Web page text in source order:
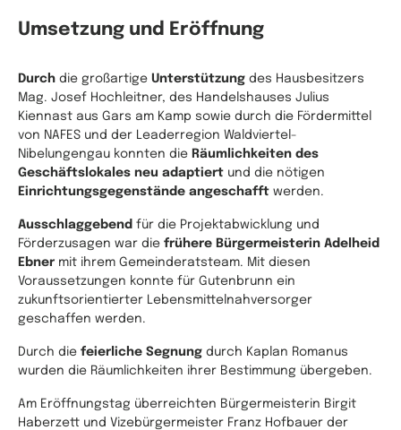
Umsetzung und Eröffnung
Durch die großartige Unterstützung des Hausbesitzers
Mag. Josef Hochleitner, des Handelshauses Julius
Kiennast aus Gars am Kamp sowie durch die Fördermittel
von NAFES und der Leaderregion Waldviertel-
Nibelungengau konnten die Räumlichkeiten des
Geschäftslokales neu adaptiert und die nötigen
Einrichtungsgegenstände angeschafft werden.
Ausschlaggebend für die Projektabwicklung und
Förderzusagen war die frühere Bürgermeisterin Adelheid
Ebner mit ihrem Gemeinderatsteam. Mit diesen
Voraussetzungen konnte für Gutenbrunn ein
zukunftsorientierter Lebensmittelnahversorger
geschaffen werden.
Durch die feierliche Segnung durch Kaplan Romanus
wurden die Räumlichkeiten ihrer Bestimmung übergeben.
Am Eröffnungstag überreichten Bürgermeisterin Birgit
Haberzett und Vizebürgermeister Franz Hofbauer der